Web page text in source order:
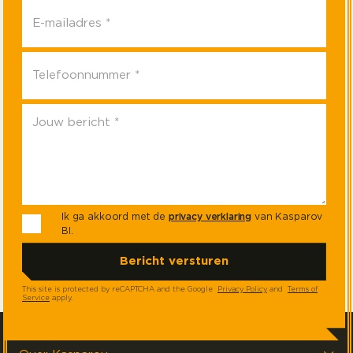
Ik ga akkoord met de privacy verklaring van Kasparov
BI.
This site is protected by reCAPTCHA and the Google Privacy Policy and
Terms of
Service apply.